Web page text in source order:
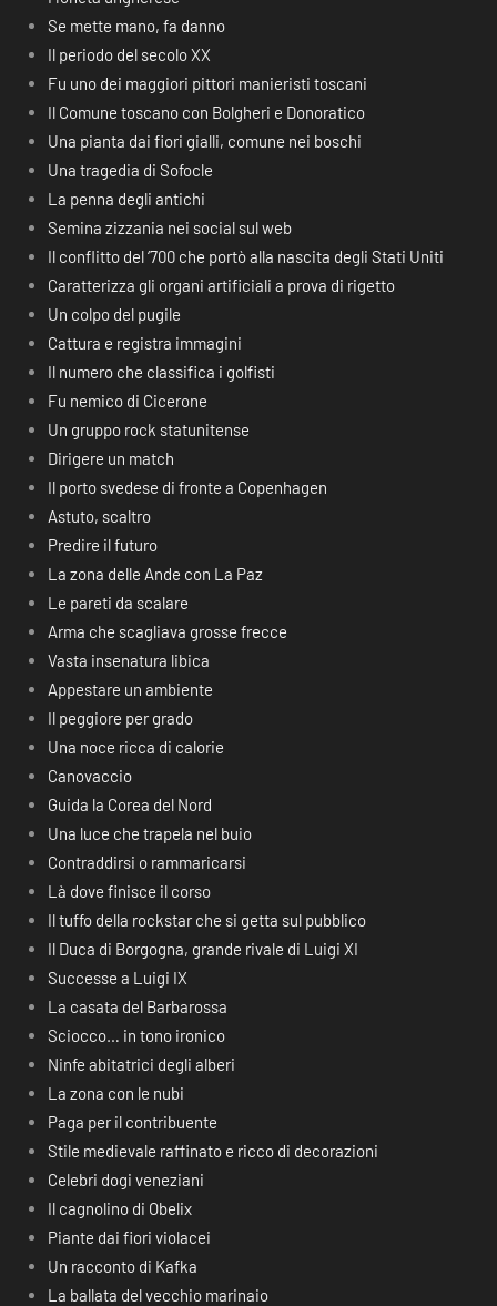
Se mette mano, fa danno
Il periodo del secolo XX
Fu uno dei maggiori pittori manieristi toscani
Il Comune toscano con Bolgheri e Donoratico
Una pianta dai fiori gialli, comune nei boschi
Una tragedia di Sofocle
La penna degli antichi
Semina zizzania nei social sul web
Il conflitto del ‘700 che portò alla nascita degli Stati Uniti
Caratterizza gli organi artificiali a prova di rigetto
Un colpo del pugile
Cattura e registra immagini
Il numero che classifica i golfisti
Fu nemico di Cicerone
Un gruppo rock statunitense
Dirigere un match
Il porto svedese di fronte a Copenhagen
Astuto, scaltro
Predire il futuro
La zona delle Ande con La Paz
Le pareti da scalare
Arma che scagliava grosse frecce
Vasta insenatura libica
Appestare un ambiente
Il peggiore per grado
Una noce ricca di calorie
Canovaccio
Guida la Corea del Nord
Una luce che trapela nel buio
Contraddirsi o rammaricarsi
Là dove finisce il corso
Il tuffo della rockstar che si getta sul pubblico
Il Duca di Borgogna, grande rivale di Luigi XI
Successe a Luigi IX
La casata del Barbarossa
Sciocco… in tono ironico
Ninfe abitatrici degli alberi
La zona con le nubi
Paga per il contribuente
Stile medievale raffinato e ricco di decorazioni
Celebri dogi veneziani
Il cagnolino di Obelix
Piante dai fiori violacei
Un racconto di Kafka
La ballata del vecchio marinaio